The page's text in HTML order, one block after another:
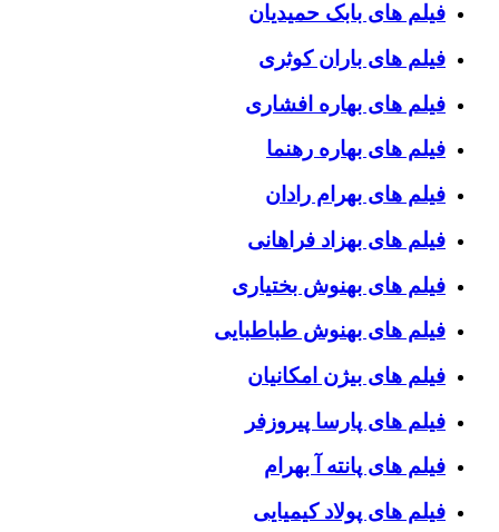
فیلم های بابک حمیدیان
فیلم های باران کوثری
فیلم های بهاره افشاری
فیلم های بهاره رهنما
فیلم های بهرام رادان
فیلم های بهزاد فراهانی
فیلم های بهنوش بختیاری
فیلم های بهنوش طباطبایی
فیلم های بیژن امکانیان
فیلم های پارسا پیروزفر
فیلم های پانته آ بهرام
فیلم های پولاد کیمیایی